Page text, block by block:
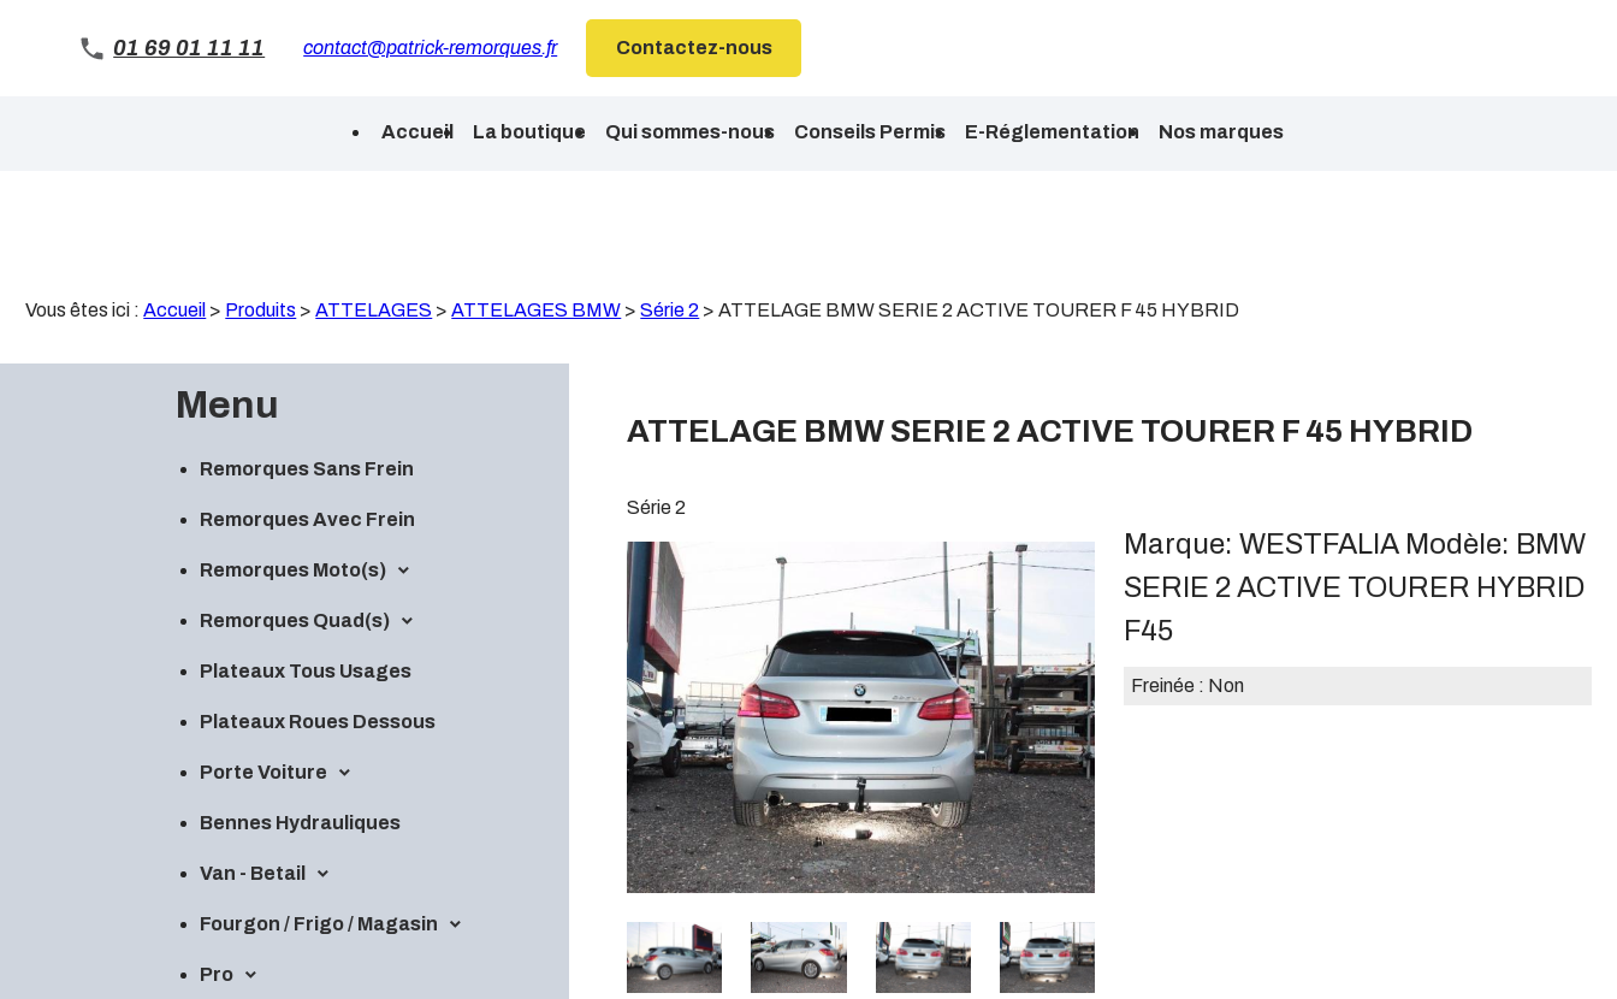
01 69 01 11 11 contact@patrick-remorques.fr Contactez-nous
Accueil La boutique Qui sommes-nous Conseils Permis E-Réglementation Nos marques
Vous êtes ici :Accueil > Produits >ATTELAGES >ATTELAGES BMW >Série 2 >ATTELAGE BMW SERIE 2 ACTIVE TOURER F 45 HYBRID
Menu
Remorques Sans Frein
Remorques Avec Frein
Remorques Moto(s)
Remorques Quad(s)
Plateaux Tous Usages
Plateaux Roues Dessous
Porte Voiture
Bennes Hydrauliques
Van - Betail
Fourgon / Frigo / Magasin
Pro
ATTELAGE BMW SERIE 2 ACTIVE TOURER F 45 HYBRID
Série 2
Marque: WESTFALIA Modèle: BMW
SERIE 2 ACTIVE TOURER HYBRID
F45
Freinée : Non